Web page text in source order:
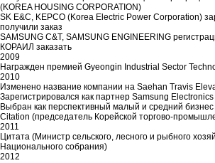
(KOREA HOUSING CORPORATION)
SK E&C, KEPCO (Korea Electric Power Corporation)
получили заказ
SAMSUNG C&T, SAMSUNG ENGINEERING
КОРАИЛ заказать
2009
Награжден премией Gyeongin Industrial Sector
2010
Изменено название компании на Saehan Travis
Зарегистрировался как партнер Samsung Electronics
Выбран как перспективный малый и средний бизнес
Citation (председатель Корейской торгово-
2011
Цитата (Министр сельского, лесного и рыбного
Национального собрания)
2012